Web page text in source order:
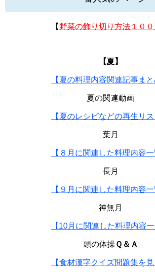
【 野菜の飾り切り方法１００
【夏】
【夏の料理内容関連記事まと
夏の関連動画
【夏のレシピなどの再生リス
葉月
【８月に関連した料理内容一
長月
【９月に関連した料理内容一
神無月
【10月に関連した料理内容一
頭の体操Ｑ＆Ａ
【食材漢字クイズ問題集を見